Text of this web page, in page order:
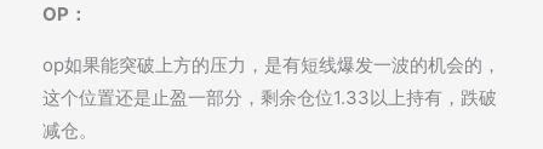
OP：
op如果能突破上方的压力，是有短线爆发一波的机会的，
这个位置还是止盈一部分，剩余仓位1.33以上持有，跌破
减仓。